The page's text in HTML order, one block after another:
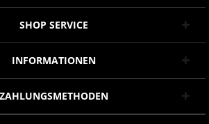
SHOP SERVICE
INFORMATIONEN
ZAHLUNGSMETHODEN